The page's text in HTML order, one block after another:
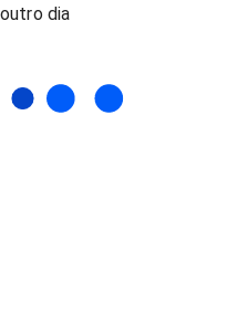
outro dia